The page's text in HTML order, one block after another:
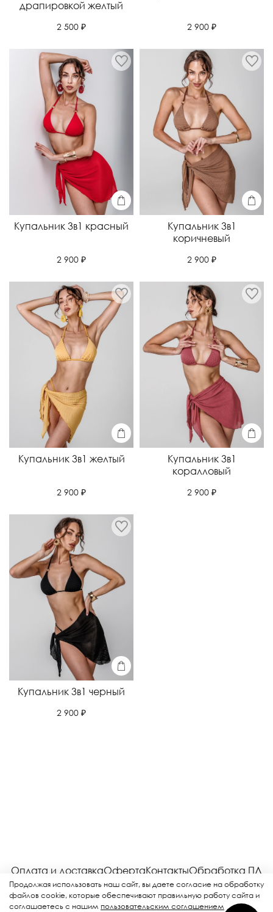
драпировкой желтый
2 500 ₽ 2 900 ₽
Купальник 3в1 красный
2 900 ₽
Купальник 3в1
коричневый
2 900 ₽
Купальник 3в1 желтый
2 900 ₽
Купальник 3в1
коралловый
2 900 ₽
Купальник 3в1 черный
2 900 ₽
Оплата и доставкаОфертаКонтактыОбработка ПД
СоглашениеВозвратРекламная рассылка
Продолжая использовать наш сайт, вы даете согласие на обработку
файлов cookie, которые обеспечивают правильную работу сайта и
соглашаетесь с нашим пользовательским соглашением